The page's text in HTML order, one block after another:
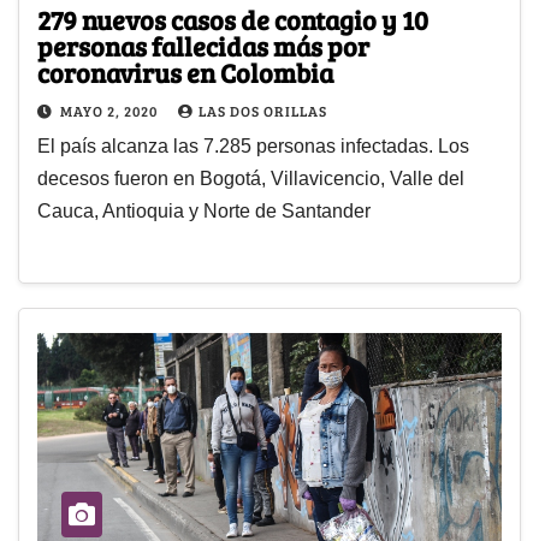
279 nuevos casos de contagio y 10
personas fallecidas más por
coronavirus en Colombia
MAYO 2, 2020 LAS DOS ORILLAS
El país alcanza las 7.285 personas infectadas. Los
decesos fueron en Bogotá, Villavicencio, Valle del
Cauca, Antioquia y Norte de Santander